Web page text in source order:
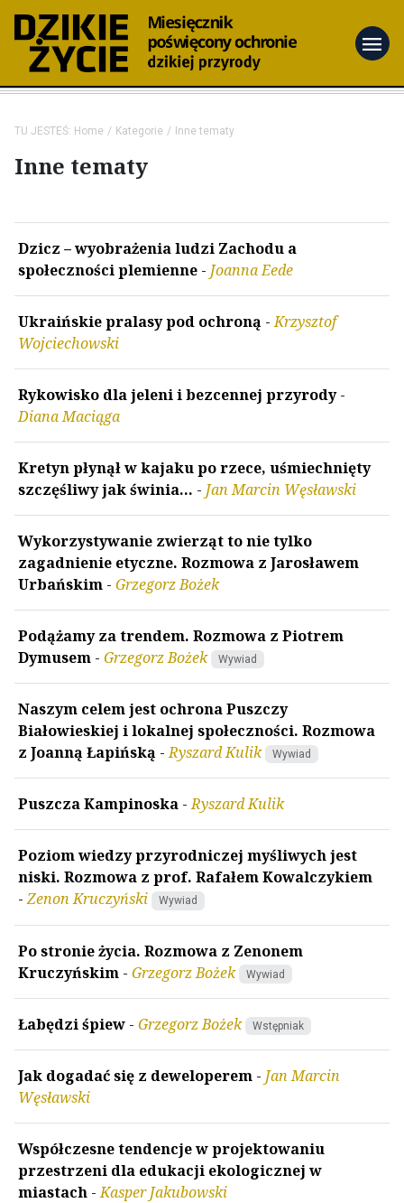
menu
TU JESTEŚ: Home Kategorie Inne tematy
Inne tematy
Dzicz – wyobrażenia ludzi Zachodu a
społeczności plemienne - Joanna Eede
Ukraińskie pralasy pod ochroną -Krzysztof
Wojciechowski
Rykowisko dla jeleni i bezcennej przyrody-
Diana Maciąga
Kretyn płynął w kajaku po rzece, uśmiechnięty
szczęśliwy jak świnia… - Jan Marcin Węsławski
Wykorzystywanie zwierząt to nie tylko
zagadnienie etyczne. Rozmowa z Jarosławem
Urbańskim - Grzegorz Bożek
Podążamy za trendem. Rozmowa z Piotrem
Dymusem - Grzegorz Bożek Wywiad
Naszym celem jest ochrona Puszczy
Białowieskiej i lokalnej społeczności. Rozmowa
z Joanną Łapińską -Ryszard Kulik Wywiad
Puszcza Kampinoska -Ryszard Kulik
Poziom wiedzy przyrodniczej myśliwych jest
niski. Rozmowa z prof. Rafałem Kowalczykiem
-Zenon Kruczyński Wywiad
Po stronie życia. Rozmowa z Zenonem
Kruczyńskim - Grzegorz Bożek Wywiad
Łabędzi śpiew - Grzegorz Bożek Wstępniak
Jak dogadać się z deweloperem - Jan Marcin
Węsławski
Współczesne tendencje w projektowaniu
przestrzeni dla edukacji ekologicznej w
miastach -Kasper Jakubowski